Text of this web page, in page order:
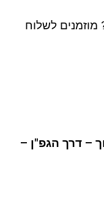
מוזמנים לשלוח
– דרך הגפ"ן –